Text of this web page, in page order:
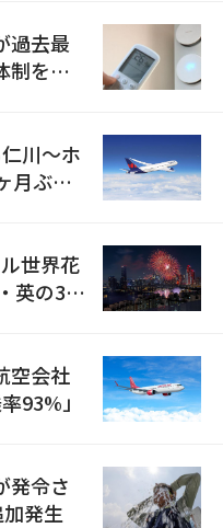
過去最
制を点
川〜ホ
月ぶり
世界花
英の3カ
空会社
93%」
発令さ
発生